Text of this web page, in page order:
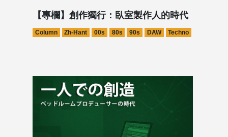
【專欄】創作獨行：臥室製作人的時代
Column Zh-Hant 00s 80s 90s DAW Techno